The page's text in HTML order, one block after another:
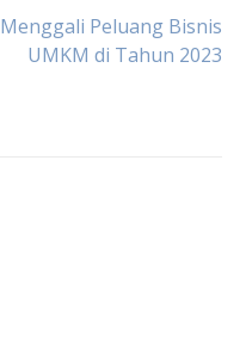
Menggali Peluang Bisnis
UMKM di Tahun 2023